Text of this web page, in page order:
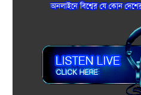
অনলাইনে বিশ্বের যে কোন